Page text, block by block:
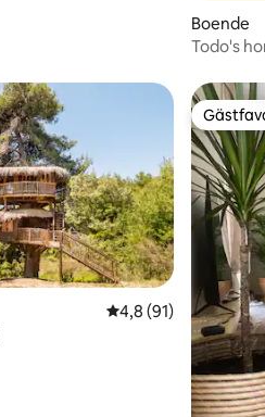
Boende
Todo's
4,8 av 5 i
4,8 (91)